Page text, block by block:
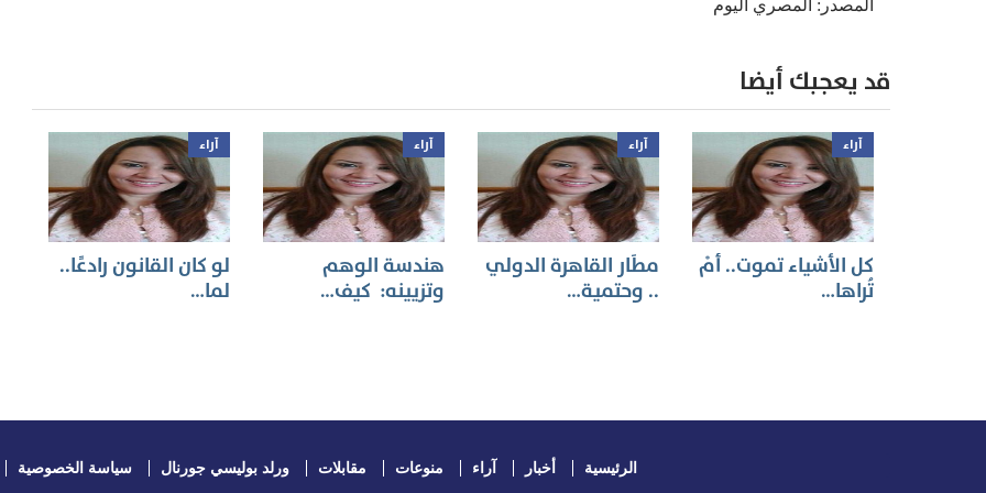
المصدر: المصري اليوم
قد يعجبك أيضا
آراء
كل الأشياء تموت.. أَمْ
تُراها…
آراء
مطَار القاهرة الدولي
.. وحتمية…
آراء
هندسة الوهم
وتزيينه: ‏ كيف…
آراء
لو كان القانون رادعًا..
لما…
الرئيسية أخبار آراء منوعات مقابلات ورلد بوليسي جورنال سياسة الخصوصية